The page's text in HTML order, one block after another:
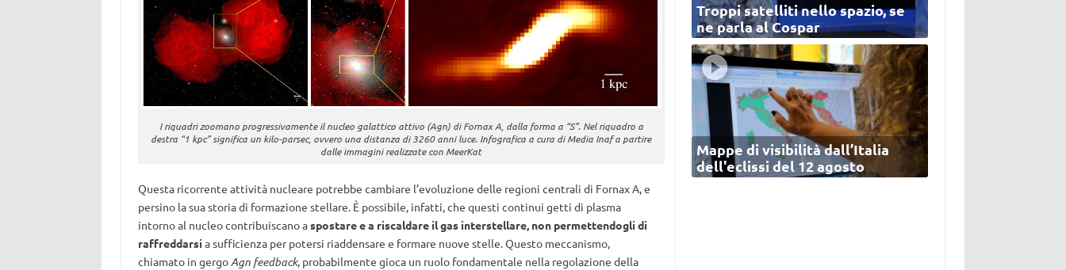
I riquadri zoomano progressivamente il nucleo galattico attivo (Agn) di Fornax A, dalla forma a “S”. Nel riquadro a
destra “1 kpc” significa un kilo-parsec, ovvero una distanza di 3260 anni luce. Infografica a cura di Media Inaf a partire
dalle immagini realizzate con MeerKat
Questa ricorrente attività nucleare potrebbe cambiare l’evoluzione delle regioni centrali di Fornax A, e
persino la sua storia di formazione stellare. È possibile, infatti, che questi continui getti di plasma
intorno al nucleo contribuiscano aspostare e a riscaldare il gas interstellare, non permettendogli di
raffreddarsi a sufficienza per potersi riaddensare e formare nuove stelle. Questo meccanismo,
chiamato in gergoAgn feedback, probabilmente gioca un ruolo fondamentale nella regolazione della
Troppi satelliti nello spazio, se
ne parla al Cospar
Mappe di visibilità dall’Italia
dell'eclissi del 12 agosto